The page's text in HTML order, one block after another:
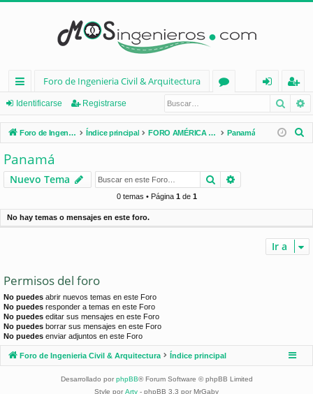
nl
ac
es
rá
pi
d
Foro de Ingenieria Civil & Arquitectura
os
nt
ifi
e
eg
ist
ra
Identificarse Registrarse
Foro de Ingenieria Civil & Arquitectura Índice principal FORO AMÉRICA LATINA Panamá
r
Panamá
Nuevo Tema Buscar
0 temas • Página 1de 1
No hay temas o mensajes en este foro.
Ir a
Permisos del foro
No puedes abrir nuevos temas en este Foro
No puedes responder a temas en este Foro
No puedes editar sus mensajes en este Foro
No puedes borrar sus mensajes en este Foro
No puedes enviar adjuntos en este Foro
Foro de Ingenieria Civil & Arquitectura Índice principal
Desarrollado por phpBB® Forum Software © phpBB Limited
Style por Arty - phpBB 3.3 por MrGaby